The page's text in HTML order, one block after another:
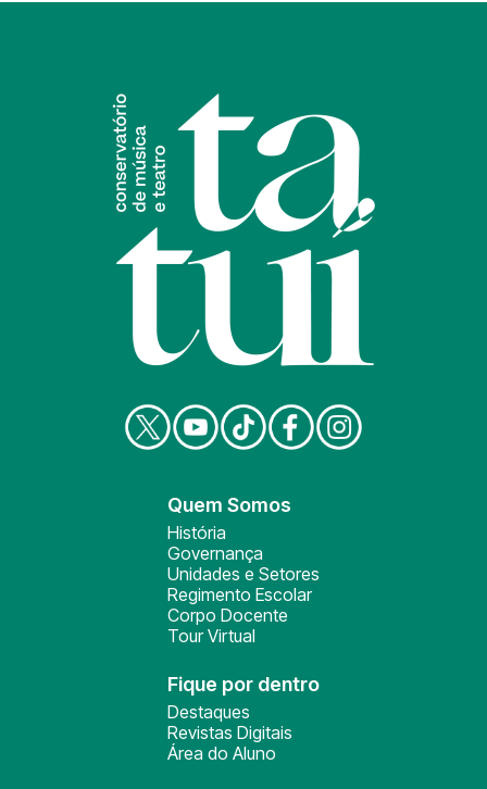
Quem Somos
História
Governança
Unidades e Setores
Regimento Escolar
Corpo Docente
Tour Virtual
Fique por dentro
Destaques
Revistas Digitais
Área do Aluno